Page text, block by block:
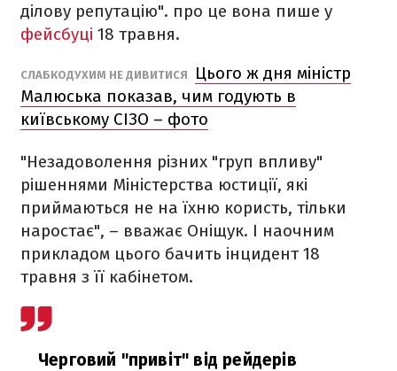
ділову репутацію". про це вона пише у
фейсбуці 18 травня.
СЛАБКОДУХИМ НЕ ДИВИТИСЯ
Цього ж дня міністр
Малюська показав, чим годують в
київському СІЗО – фото
"Незадоволення різних "груп впливу"
рішеннями Міністерства юстиції, які
приймаються не на їхню користь, тільки
наростає", – вважає Оніщук. І наочним
прикладом цього бачить інцидент 18
травня з її кабінетом.
Черговий "привіт" від рейдерів